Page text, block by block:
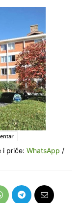
i priče: WhatsApp /